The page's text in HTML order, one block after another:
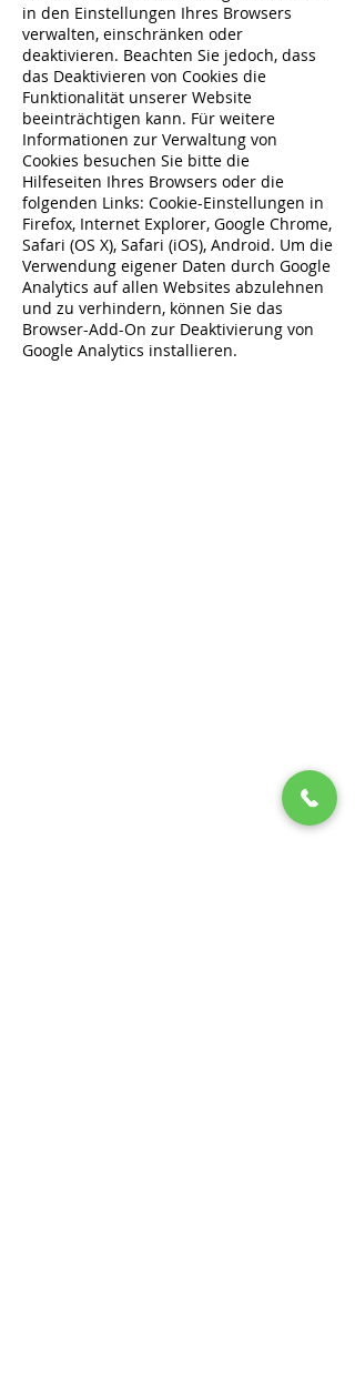
in den Einstellungen Ihres Browsers
verwalten, einschränken oder
deaktivieren. Beachten Sie jedoch, dass
das Deaktivieren von Cookies die
Funktionalität unserer Website
beeinträchtigen kann. Für weitere
Informationen zur Verwaltung von
Cookies besuchen Sie bitte die
Hilfeseiten Ihres Browsers oder die
folgenden Links: Cookie-Einstellungen in
Firefox, Internet Explorer, Google Chrome,
Safari (OS X), Safari (iOS), Android. Um die
Verwendung eigener Daten durch Google
Analytics auf allen Websites abzulehnen
und zu verhindern, können Sie das
Browser-Add-On zur Deaktivierung von
Google Analytics installieren.